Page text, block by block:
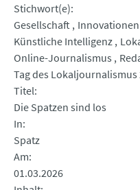
Stichwort(e)
Gesellschaft Innovationen
Künstliche Intelligenz
Online-Journalismus
Tag des Lokaljournalismus
Titel
Die Spatzen sind los
In
Spatz
Am
01.03.2026